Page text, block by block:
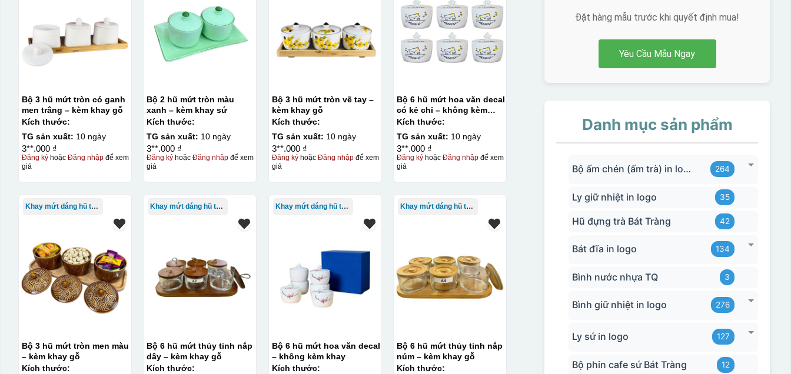
Bộ 3 hũ mứt tròn có ganh
men trắng – kèm khay gỗ
Kích thước:
TG sản xuất: 10 ngày
3**.000 ₫
Đăng kýhoặc Đăng nhậpđể xem
giá
Bộ 2 hũ mứt tròn màu
xanh – kèm khay sứ
Kích thước:
TG sản xuất: 10 ngày
3**.000 ₫
Đăng ký hoặcĐăng nhập để xem
giá
Bộ 3 hũ mứt tròn vẽ tay –
kèm khay gỗ
Kích thước:
TG sản xuất: 10 ngày
3**.000 ₫
Đăng kýhoặc Đăng nhậpđể xem
giá
Bộ 6 hũ mứt hoa văn decal
có kẻ chỉ – không kèm
khay
Kích thước:
TG sản xuất: 10 ngày
3**.000 ₫
Đăng ký hoặcĐăng nhập để xem
giá
Khay mứt dáng hũ tròn
Bộ 3 hũ mứt tròn men màu
– kèm khay gỗ
Kích thước:
Khay mứt dáng hũ tròn
Bộ 6 hũ mứt thủy tinh nắp
dây – kèm khay gỗ
Kích thước:
Khay mứt dáng hũ tròn
Bộ 6 hũ mứt hoa văn decal
– không kèm khay
Kích thước:
Khay mứt dáng hũ tròn
Bộ 6 hũ mứt thủy tinh nắp
núm – kèm khay gỗ
Kích thước:
Đặt hàng mẫu trước khi quyết định mua!
Yêu Cầu Mẫu Ngay
Danh mục sản phẩm
Bộ ấm chén (ấm trà) in logo 264
Ly giữ nhiệt in logo 35
Hũ đựng trà Bát Tràng 42
Bát đĩa in logo 134
Bình nước nhựa TQ 3
Bình giữ nhiệt in logo 276
Ly sứ in logo 127
Bộ phin cafe sứ Bát Tràng 12